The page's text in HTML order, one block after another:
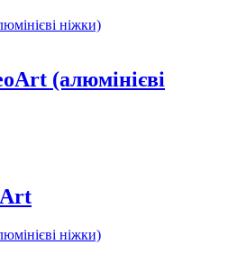
(алюмінієві